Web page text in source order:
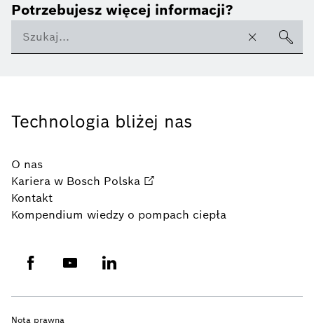
Potrzebujesz więcej informacji?
Technologia bliżej nas
O nas
Kariera w Bosch Polska
Kontakt
Kompendium wiedzy o pompach ciepła
Nota prawna